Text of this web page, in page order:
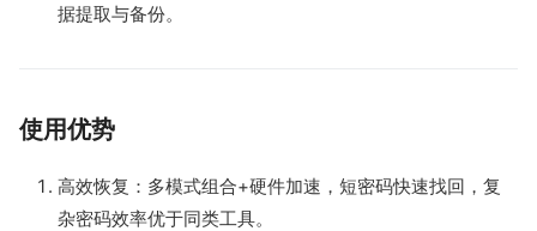
据提取与备份。
使用优势
高效恢复：多模式组合+硬件加速，短密码快速找回，复
杂密码效率优于同类工具。